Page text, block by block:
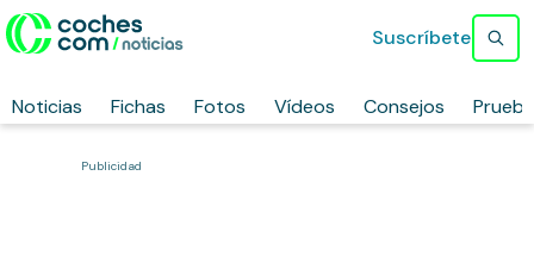
Noticias Fichas Fotos Vídeos Consejos
Suscríbete
Publicidad